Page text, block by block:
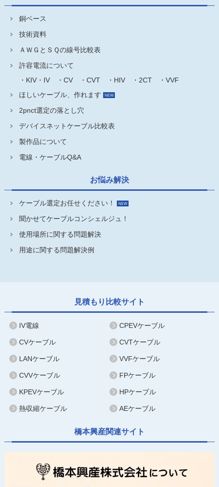
銅ベース
技術資料
ＡＷＧとＳＱの線号比較表
許容電流について
・KIV・IV
・CV ・CVT ・HIV ・2CT
・VVF
ほしいケーブル、作れます
2pnct選定の落とし穴
デバイスネットケーブル比較表
製作品について
電線・ケーブルQ&A
お悩み解決
ケーブル選定お任せください！
聞かせてケーブルコンシェルジュ！
使用場所に関する問題解決
用途に関する問題解決例
見積もり比較サイト
IV電線 CPEVケーブル
CVケーブル CVTケーブル
LANケーブル VVFケーブル
CVVケーブル FPケーブル
KPEVケーブル HPケーブル
熱収縮ケーブル AEケーブル
橋本興産関連サイト